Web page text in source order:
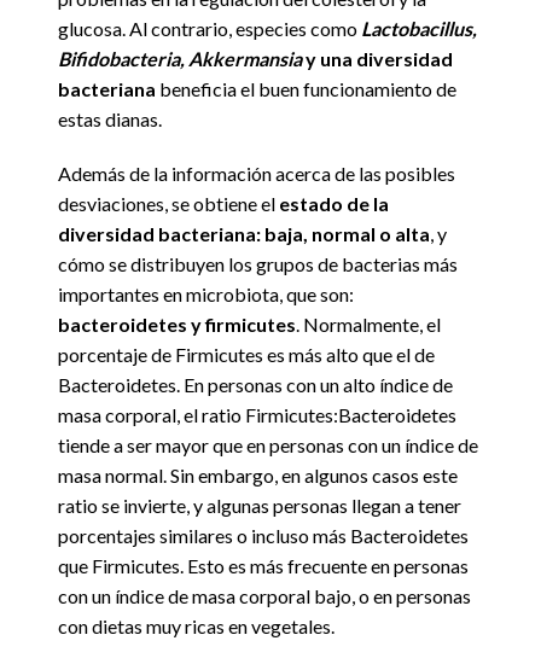
glucosa. Al contrario, especies como Lactobacillus,
Bifidobacteria, Akkermansiay una diversidad
bacteriana beneficia el buen funcionamiento de
estas dianas.
Además de la información acerca de las posibles
desviaciones, se obtiene el estado de la
diversidad bacteriana: baja, normal o alta , y
cómo se distribuyen los grupos de bacterias más
importantes en microbiota, que son:
bacteroidetes y firmicutes . Normalmente, el
porcentaje de Firmicutes es más alto que el de
Bacteroidetes. En personas con un alto índice de
masa corporal, el ratio Firmicutes:Bacteroidetes
tiende a ser mayor que en personas con un índice de
masa normal. Sin embargo, en algunos casos este
ratio se invierte, y algunas personas llegan a tener
porcentajes similares o incluso más Bacteroidetes
que Firmicutes. Esto es más frecuente en personas
con un índice de masa corporal bajo, o en personas
con dietas muy ricas en vegetales.